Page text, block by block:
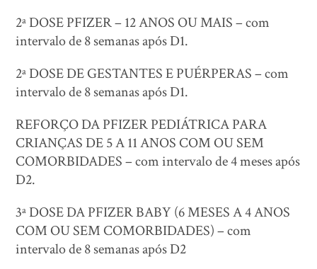
2ª DOSE PFIZER – 12 ANOS OU MAIS – com
intervalo de 8 semanas após D1.
2ª DOSE DE GESTANTES E PUÉRPERAS – com
intervalo de 8 semanas após D1.
REFORÇO DA PFIZER PEDIÁTRICA PARA
CRIANÇAS DE 5 A 11 ANOS COM OU SEM
COMORBIDADES – com intervalo de 4 meses após
D2.
3ª DOSE DA PFIZER BABY (6 MESES A 4 ANOS
COM OU SEM COMORBIDADES) – com
intervalo de 8 semanas após D2